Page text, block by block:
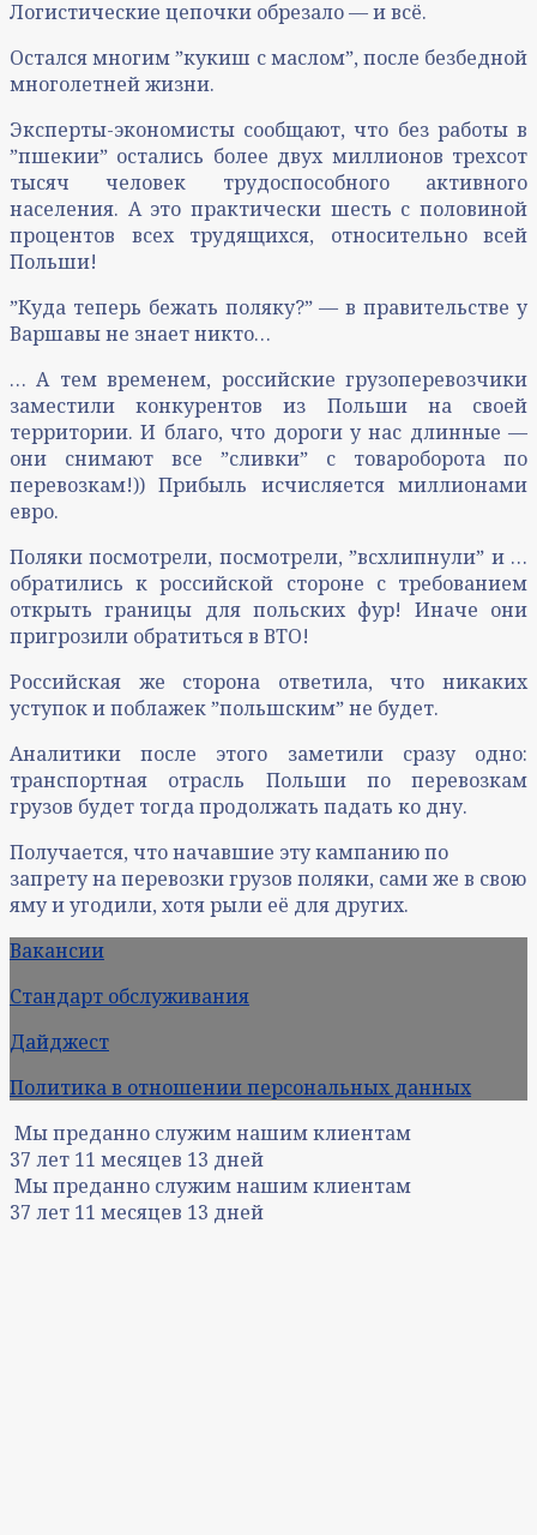
Логистические цепочки обрезало — и всё.
Остался многим ˮкукиш с масломˮ, после безбедной
многолетней жизни.
Эксперты-экономисты сообщают, что без работы в
ˮпшекииˮ остались более двух миллионов трехсот
тысяч человек трудоспособного активного
населения. А это практически шесть с половиной
процентов всех трудящихся, относительно всей
Польши!
ˮКуда теперь бежать поляку?ˮ — в правительстве у
Варшавы не знает никто…
… А тем временем, российские грузоперевозчики
заместили конкурентов из Польши на своей
территории. И благо, что дороги у нас длинные —
они снимают все ˮсливкиˮ с товароборота по
перевозкам!)) Прибыль исчисляется миллионами
евро.
Поляки посмотрели, посмотрели, ˮвсхлипнулиˮ и …
обратились к российской стороне с требованием
открыть границы для польских фур! Иначе они
пригрозили обратиться в ВТО!
Российская же сторона ответила, что никаких
уступок и поблажек ˮпольшскимˮ не будет.
Аналитики после этого заметили сразу одно:
транспортная отрасль Польши по перевозкам
грузов будет тогда продолжать падать ко дну.
Получается, что начавшие эту кампанию по
запрету на перевозки грузов поляки, сами же в свою
яму и угодили, хотя рыли её для других.
Вакансии
Стандарт обслуживания
Дайджест
Политика в отношении персональных данных
Мы преданно служим нашим клиентам
37 лет 11 месяцев 13 дней
Мы преданно служим нашим клиентам
37 лет 11 месяцев 13 дней